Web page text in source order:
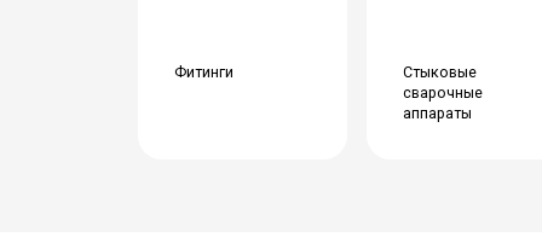
Фитинги
Стыковые
сварочные
аппараты